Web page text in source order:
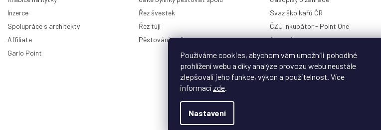
Používáme cookies, abychom vám umožnili pohodlné
prohlížení webu a díky analýze provozu webu neustále
zlepšovali jeho funkce, výkon a použitelnost. Více
informací zde.
Nastavení
Inzerce
Spolupráce s architekty
Affiliate
Garlo Point
Řez švestek
Řez tújí
Pěstování malin
Svaz školkařů ČR
ČZU inkubátor - Point One
4camping.cz